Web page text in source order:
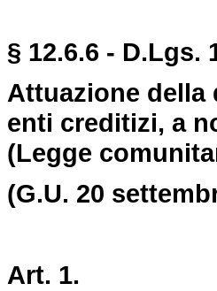
§ 12.6.6 - D.Lgs.
Attuazione della
enti creditizi, a
(Legge
(G.U. 20
Art. 1.